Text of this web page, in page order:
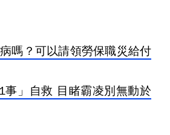
嗎？可以請領勞保職災給付
事」自救 目睹霸凌別無動於